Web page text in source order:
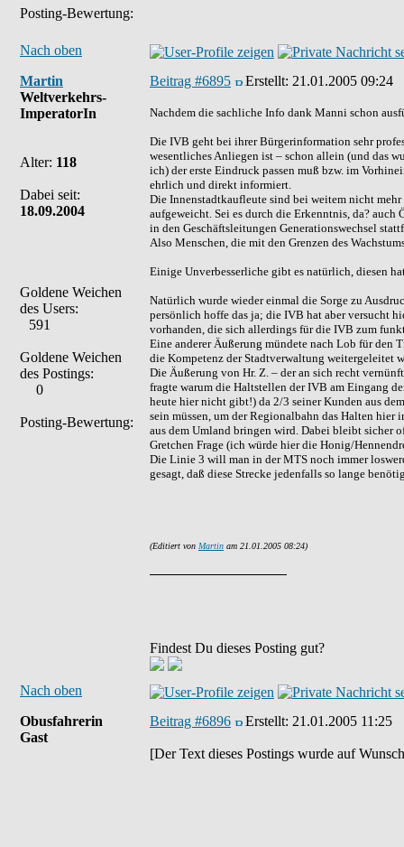
Posting-Bewertung:
Nach oben
Martin
Weltverkehrs-
ImperatorIn
Alter: 118
Dabei seit:
18.09.2004
Goldene Weichen
des Users:
591
Goldene Weichen
des Postings:
0
Posting-Bewertung:
Beitrag #6895 Erstellt: 21.01.2005 09:24
Nachdem die sachliche Info dank Manni schon
Die IVB geht bei ihrer Bürgerinformation sehr
wesentliches Anliegen ist – schon allein (und das
ich) der erste Eindruck passen muß bzw. im
ehrlich und direkt informiert.
Die Innenstadtkaufleute sind bei weitem nicht
aufgeweicht. Sei es durch die Erkenntnis, da?
in den Geschäftsleitungen Generationswechsel
Also Menschen, die mit den Grenzen des
Einige Unverbesserliche gibt es natürlich, diesen
Natürlich wurde wieder einmal die Sorge zu
persönlich hoffe das ja; die IVB hat aber versucht
vorhanden, die sich allerdings für die IVB zum
Eine anderer Äußerung mündete nach Lob für den
die Kompetenz der Stadtverwaltung weitergeleitet
Die Äußerung von Hr. Z. – der an sich recht
fragte warum die Haltstellen der IVB am Eingang
heute hier nicht gibt!) da 2/3 seiner Kunden aus
sein müssen, um der Regionalbahn das Halten
aus dem Umland bringen wird. Dabei bleibt sicher
Gretchen Frage (ich würde hier die Honig/
Die Linie 3 will man in der MTS noch immer
gesagt, daß diese Strecke jedenfalls so lange
(Editiert von Martin am 21.01.2005 08:24)
Findest Du dieses Posting gut?
Nach oben
Obusfahrerin
Gast
Beitrag #6896 Erstellt: 21.01.2005 11:25
[Der Text dieses Postings wurde auf